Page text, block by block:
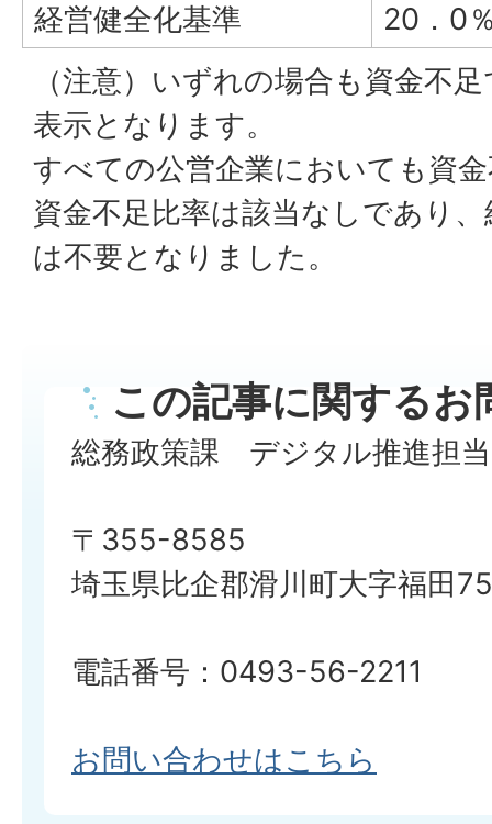
経営健全化基準
20．0
（注意）いずれの場合も資金不
表示となります。
すべての公営企業においても資
資金不足比率は該当なしであり
は不要となりました。
この記事に関するお
総務政策課 デジタル推進担当
〒355-8585
埼玉県比企郡滑川町大字福田
電話番号：0493-56-2211
お問い合わせはこちら